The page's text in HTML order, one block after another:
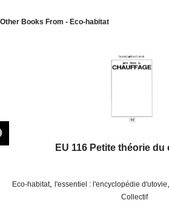
Other Books From - Eco-habitat
EU 116 Petite théorie du
Eco-habitat, l'essentiel : l'encyclopédie d'utovie
Collectif